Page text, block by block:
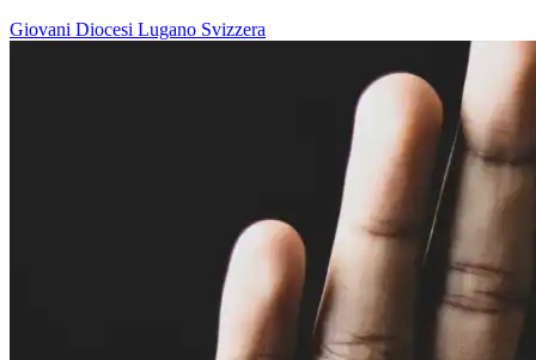
Giovani Diocesi Lugano Svizzera